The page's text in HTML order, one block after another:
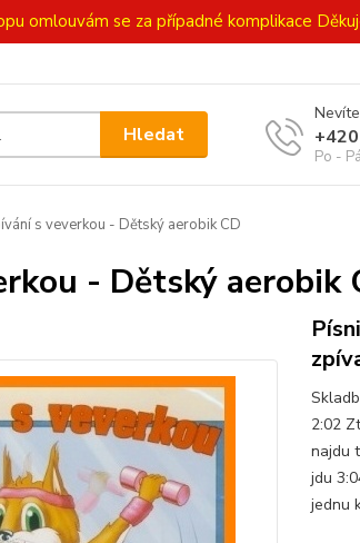
omlouvám se za případné komplikace
Hledat
Po -
s veverkou - Dětský aerobik CD
- Dětský aerobik
2:02
najdu
jdu
jednu